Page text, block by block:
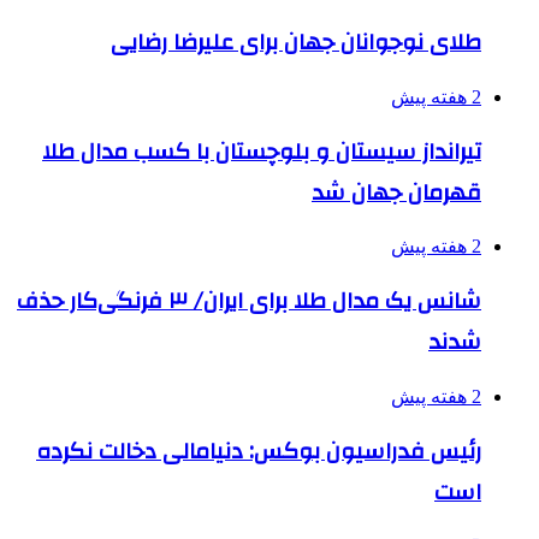
طلای نوجوانان جهان برای علیرضا رضایی
2 هفته پیش
تیرانداز سیستان و بلوچستان با کسب مدال طلا
قهرمان جهان شد
2 هفته پیش
شانس یک مدال طلا برای ایران/ ۳ فرنگی‌کار حذف
شدند
2 هفته پیش
رئیس فدراسیون بوکس: دنیامالی دخالت نکرده
است